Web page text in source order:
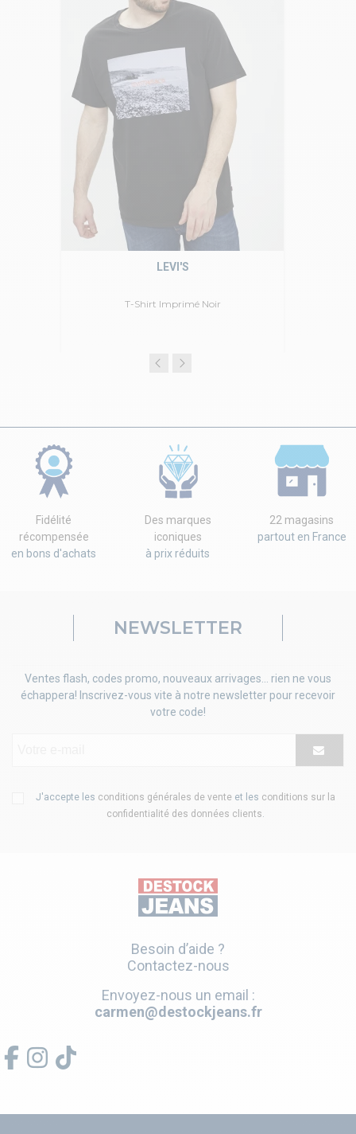
T-Shirt Imprimé Noir
LEVI'S
Fidélité
récompensée
en bons d'achats
Des marques
iconiques
à prix réduits
22 magasins
partout en France
NEWSLETTER
Ventes flash, codes promo, nouveaux arrivages... rien ne vous
échappera! Inscrivez-vous vite à notre newsletter pour recevoir
votre code!
J'accepte les conditions générales de vente et les conditions sur la
confidentialité des données clients
Besoin d’aide ?
Contactez-nous
Envoyez-nous un email :
carmen@destockjeans.fr